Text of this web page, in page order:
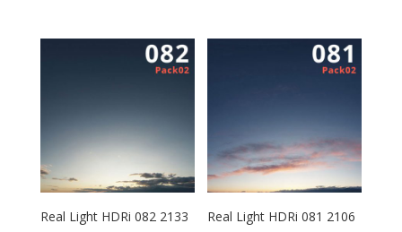
Real Light HDRi 082 2133
Real Light HDRi 081 2106